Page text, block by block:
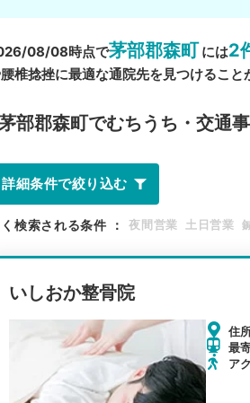
08/08時点で茅部郡森町には2
椎捻挫に最適な通院先を見つけること
部郡森町でむちうち・交通
詳細条件で絞り込む
検索される条件 ： 夜間営業 土日営業
いしおか整骨院
住
最
ア